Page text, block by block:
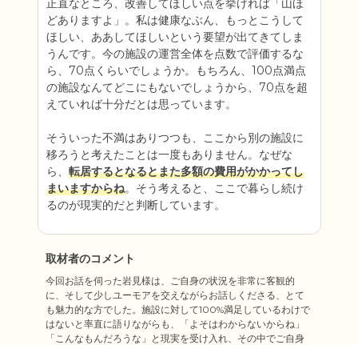
正直なところ、改善してほしい点を挙げれば「山ほ
どありますよ」。私は健康なぶん、もっとこうして
ほしい、ああしてほしいという要望が出てきてしま
うんです。今の施設の運営全体を点数で評価するな
ら、70点くらいでしょうか。もちろん、100点満点
の施設なんてどこにもないでしょうから、70点を超
えていれば十分だとは思っています。
そういった不満はありつつも、ここから別の施設に
移ろうと考えたことは一度もありません。なぜな
ら、 転居するとなるとまた多額の費用がかかってし
まいますからね。そう考えると、ここで暮らし続け
るのが現実的だと判断しています。
取材者のコメント
今回お話を伺った岩見様は、ご自身の状況を非常に客観的
に、そして少しユーモアを交えながらお話しくださる、とて
も魅力的な方でした。施設に対して100%満足しているわけで
はないと率直に語りながらも、「よそはわからないからね」
「こんなもんだろうな」と現実を受け入れ、その中でご自身